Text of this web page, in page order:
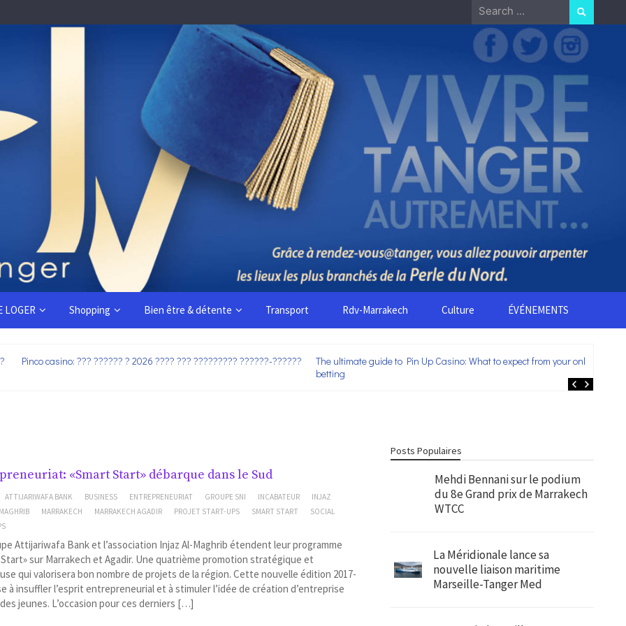
Search
for:
LOGER Shopping Bien être & détente Transport Rdv-Marrakech Culture ÉVÉNEMENTS
Pinco casino: ??? ?????? ? 2026 ???? ??? ????????? ??????-??????
The ultimate guide to Pin Up Casino: What to expect from your online
betting
«Smart Start» débarque dans le Sud
ATTIJARIWAFA BANK BUSINESS ENTREPRENEURIAT GROUPE SNI INCABATEUR
INJAZ
MARRAKECH MARRAKECH AGADIR PROJET START-UPS SMART START
SOCIAL
Attijariwafa Bank et l’association Injaz Al-Maghrib étendent leur programme
sur Marrakech et Agadir. Une quatrième promotion stratégique et
qui valorisera bon nombre de projets de la région. Cette nouvelle édition 2017-
à insuffler l’esprit entrepreneurial et à stimuler l’idée de création d’entreprise
jeunes. L’occasion pour ces derniers […]
Posts Populaires
Mehdi Bennani sur le podium
du 8e Grand prix de Marrakech
WTCC
La Méridionale lance sa
nouvelle liaison maritime
Marseille-Tanger Med